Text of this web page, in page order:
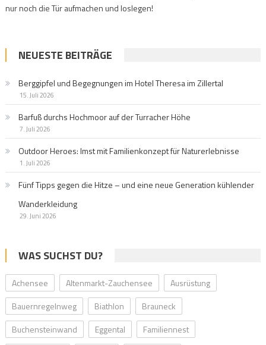
nur noch die Tür aufmachen und loslegen!
NEUESTE BEITRÄGE
Berggipfel und Begegnungen im Hotel Theresa im Zillertal
15. Juli 2026
Barfuß durchs Hochmoor auf der Turracher Höhe
7. Juli 2026
Outdoor Heroes: Imst mit Familienkonzept für Naturerlebnisse
1. Juli 2026
Fünf Tipps gegen die Hitze – und eine neue Generation kühlender
Wanderkleidung
29. Juni 2026
WAS SUCHST DU?
Achensee Altenmarkt-Zauchensee
Ausrüstung
Bauernregelnweg
Biathlon
Brauneck
Buchensteinwand
Eggental
Familiennest